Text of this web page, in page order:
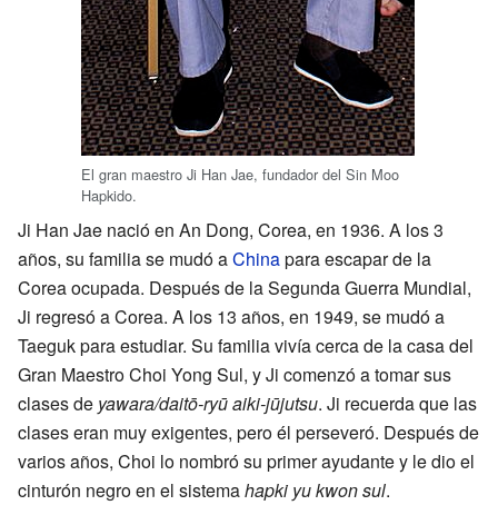
El gran maestro Ji Han Jae, fundador del Sin Moo
Hapkido.
Ji Han Jae nació en An Dong, Corea, en 1936. A los 3
años, su familia se mudó aChinapara escapar de la
Corea ocupada. Después de la Segunda Guerra Mundial,
Ji regresó a Corea. A los 13 años, en 1949, se mudó a
Taeguk para estudiar. Su familia vivía cerca de la casa del
Gran Maestro Choi Yong Sul, y Ji comenzó a tomar sus
clases de yawara/daitō-ryū aiki-jūjutsu. Ji recuerda que las
clases eran muy exigentes, pero él perseveró. Después de
varios años, Choi lo nombró su primer ayudante y le dio el
cinturón negro en el sistemahapki yu kwon sul.